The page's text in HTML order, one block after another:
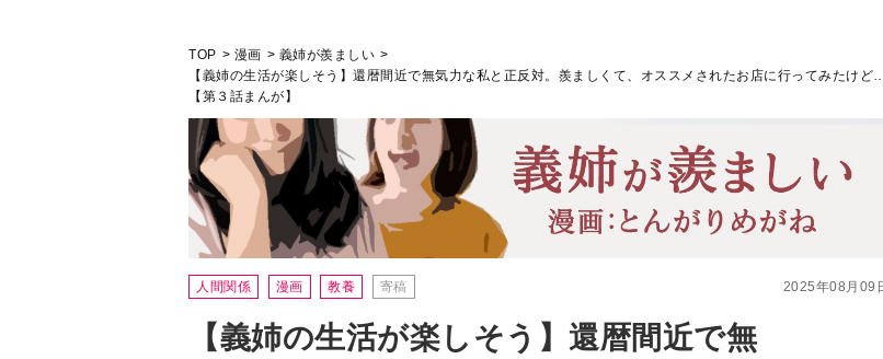
2025年08月09日
人間関係 漫画 教養 寄稿
【義姉の生活が楽しそう】還暦間近で無
気力な私と正反対。羨ましくて、オス
スメされたお店に行ってみたけど…